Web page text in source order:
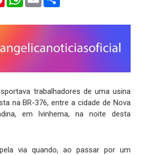
trabalhadores de uma usina
na BR-376, entre a cidade de Nova
em Ivinhema, na noite desta
via quando, ao passar por um